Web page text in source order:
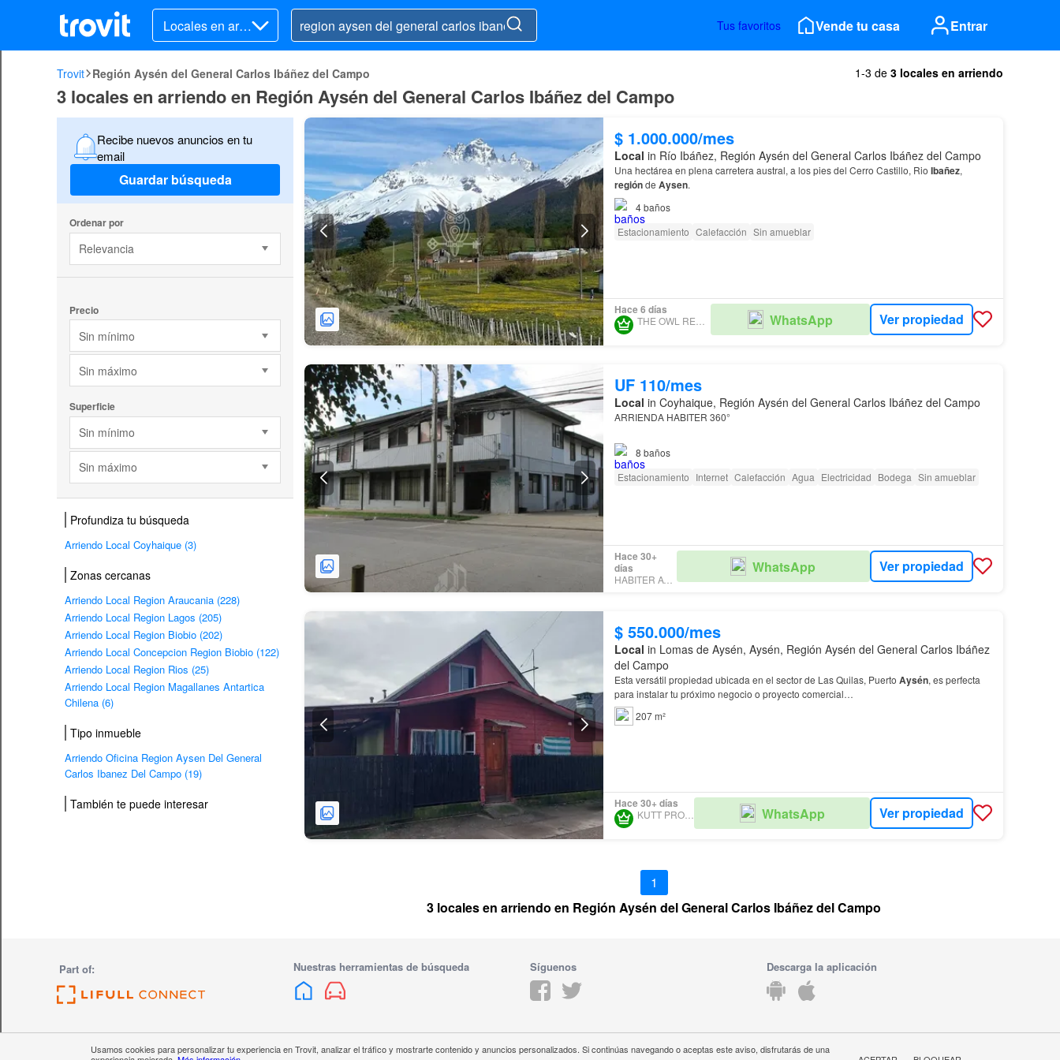
Locales en arri
endo
Tus favoritos Vende tu casa Entrar
Usamos cookies para personalizar tu experiencia en Trovit, analizar el tráfico y mostrarte contenido y anuncios personalizados. Si continúas navegando o aceptas este aviso, disfrutarás de una
Trovit Región Aysén del General Carlos Ibáñez del Campo 1-3 de 3 locales en arriendo
3 locales en arriendo en Región Aysén del General Carlos Ibáñez del Campo
Recibe nuevos anuncios en tu
email
Guardar búsqueda
Ordenar por
Relevancia
Precio
Sin mínimo
Sin máximo
Superficie
Sin mínimo
Sin máximo
Profundiza tu búsqueda
Arriendo Local Coyhaique (3)
Zonas cercanas
Arriendo Local Region Araucania (228)
Arriendo Local Region Lagos (205)
Arriendo Local Region Biobio (202)
Arriendo Local Concepcion Region Biobio (122)
Arriendo Local Region Rios (25)
Arriendo Local Region Magallanes Antartica
Chilena (6)
Tipo inmueble
Arriendo Oficina Region Aysen Del General
Carlos Ibanez Del Campo (19)
También te puede interesar
$ 1.000.000/mes
Local in Río Ibáñez, Región Aysén del General Carlos Ibáñez del Campo
Una hectárea en plena carretera austral, a los pies del Cerro Castillo, Rio Ibañez,
regiónde Aysen.
4baños
Estacionamiento Calefacción Sin amueblar
Hace 6 días
THE OWL REAL ESTATE WhatsApp Ver propiedad
UF 110/mes
Local in Coyhaique, Región Aysén del General Carlos Ibáñez del Campo
ARRIENDA HABITER 360°
¡ATENCIÓN SECTOR PÚBLICO Y PRIVADO!
8 baños
Estacionamiento Internet Calefacción Agua Electricidad Bodega Sin amueblar
Hace 30+
días
HABITER AYSEN
WhatsApp Ver propiedad
$ 550.000/mes
Local in Lomas de Aysén, Aysén, Región Aysén del General Carlos Ibáñez
del Campo
Esta versátil propiedad ubicada en el sector de Las Quilas, Puerto Aysén, es perfecta
para instalar tu próximo negocio o proyecto comercial…
207 m²
Hace 30+ días
KUTT PROPERTY WhatsApp Ver propiedad
1
3 locales en arriendo en Región Aysén del General Carlos Ibáñez del Campo
Part of: Nuestras herramientas de búsqueda Síguenos Descarga la aplicación